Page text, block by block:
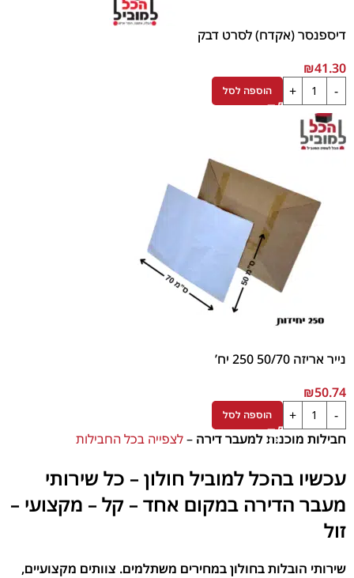
דיספנסר (אקדח) לסרט דבק
₪41.30
הוספה לסל
נייר אריזה 50/70 250 יח’
₪50.74
הוספה לסל
חבילות מוכנות למעבר דירה –לצפייה בכל החבילות
עכשיו בהכל למוביל חולון – כל שירותי
מעבר הדירה במקום אחד – קל – מקצועי –
זול
שירותי הובלות בחולון במחירים משתלמים. צוותים מקצועיים,